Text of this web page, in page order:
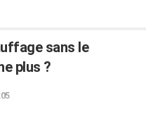
sans le
plus ?